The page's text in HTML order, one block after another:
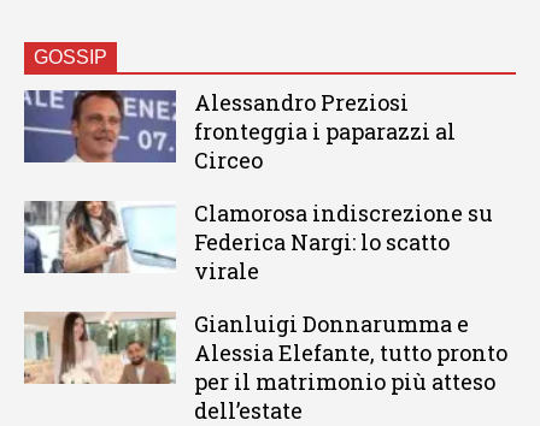
GOSSIP
Alessandro Preziosi
fronteggia i paparazzi al
Circeo
Clamorosa indiscrezione su
Federica Nargi: lo scatto
virale
Gianluigi Donnarumma e
Alessia Elefante, tutto pronto
per il matrimonio più atteso
dell’estate